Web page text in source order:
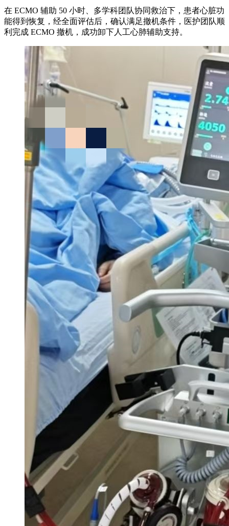
在 ECMO 辅助 50 小时、多学科团队协同救治下，患者心脏功
能得到恢复，经全面评估后，确认满足撤机条件，医护团队顺
利完成 ECMO 撤机，成功卸下人工心肺辅助支持。